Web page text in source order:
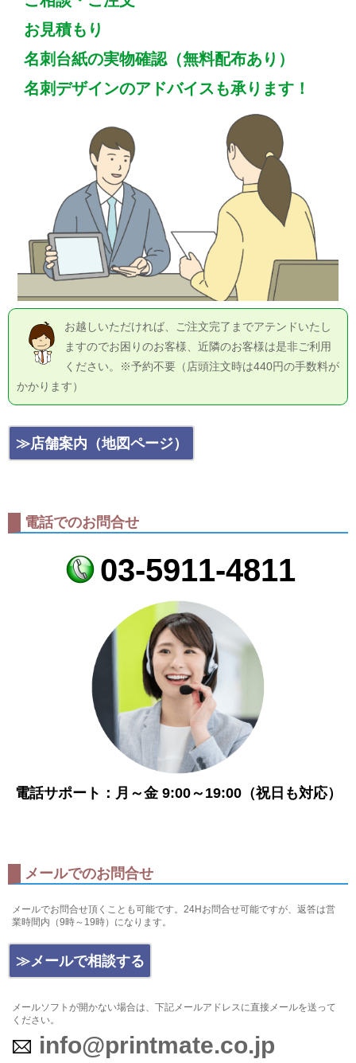
お見積もり
名刺台紙の実物確認（無料配布あり）
名刺デザインのアドバイスも承ります！
お越しいただければ、ご注文完了までアテンドいたし
ますのでお困りのお客様、近隣のお客様は是非ご利用
ください。※予約不要（店頭注文時は440円の手数料が
かかります）
≫店舗案内（地図ページ）
電話でのお問合せ
03-5911-4811
電話サポート：月～金 9:00～19:00（祝日も対応）
メールでのお問合せ
メールでお問合せ頂くことも可能です。24Hお問合せ可能ですが、返答は営
業時間内（9時～19時）になります。
≫メールで相談する
メールソフトが開かない場合は、下記メールアドレスに直接メールを送って
ください。
info@printmate.co.jp